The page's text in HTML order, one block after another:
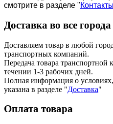
смотрите в разделе "Контакты
Доставка во все
Доставляем товар в любой
транспортных компаний.
Передача товара транспортной
течении 1-3 рабочих дней.
Полная информация о
указана в разделе "Доставка"
Оплата товара